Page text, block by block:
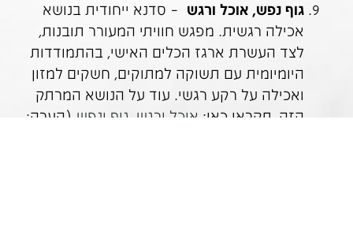
גוף נפש, אוכל ורגש – סדנא ייחודית בנושא
אכילה רגשית. מפגש חוויתי המעורר תובנות,
לצד העשרת ארגז הכלים האישי, בהתמודדות
היומיומית עם תשוקה למתוקים, חשקים למזון
ואכילה על רקע רגשי. עוד על הנושא המרתק
הזה, תקראו כאן: אוכל ורגש, גוף ונפש (הערה: